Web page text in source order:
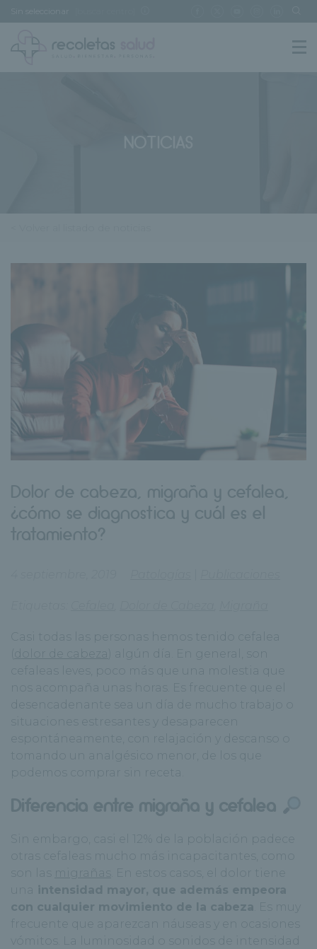
NOTICIAS
Dolor de cabeza, migraña y cefalea,
¿cómo se diagnostica y cuál es el
tratamiento?
Casi todas las personas hemos tenido cefalea
dolor de cabeza
) algún día. En general, son
cefaleas leves, poco más que una molestia que
nos acompaña unas horas. Es frecuente que el
desencadenante sea un día de mucho trabajo o
situaciones estresantes y desaparecen
espontáneamente, con relajación y descanso o
tomando un analgésico menor, de los que
podemos comprar sin receta.
Diferencia entre migraña y cefalea
Sin embargo, casi el 12% de la población padece
otras cefaleas mucho más incapacitantes, como
son las
migrañas
. En estos casos, el dolor tiene
una
intensidad mayor, que además empeora
con cualquier movimiento de la cabeza . Es muy
frecuente que aparezcan náuseas y en ocasiones
vómitos. La luminosidad o sonidos de intensidad